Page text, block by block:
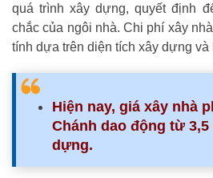
quá trình xây dựng, quyết định
chắc của ngôi nhà. Chi phí xây
tính dựa trên diện tích xây dựng
Hiện nay, giá xây nhà
Chánh dao động từ 3,5
dựng.